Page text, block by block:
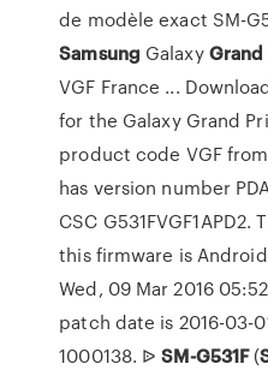
de modèle exact SM-
Samsung GalaxyGrand
VGF France ...
for the Galaxy Grand
product code VGF
has version number
CSC
this firmware is
Wed, 09 Mar 2016
patch date is 2016-03-
1000138. ᐉSM-G531F(